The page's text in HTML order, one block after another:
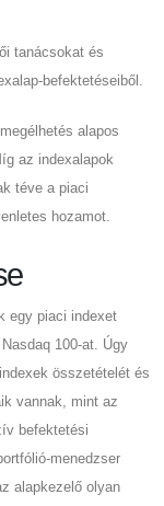
tanácsokat és
befektetéseiből.
alapos
az indexalapok
téve a piaci
hozamot.
egy piaci indexet
100-at. Úgy
összetételét és
vannak, mint az
befektetési
menedzser
alapkezelő olyan